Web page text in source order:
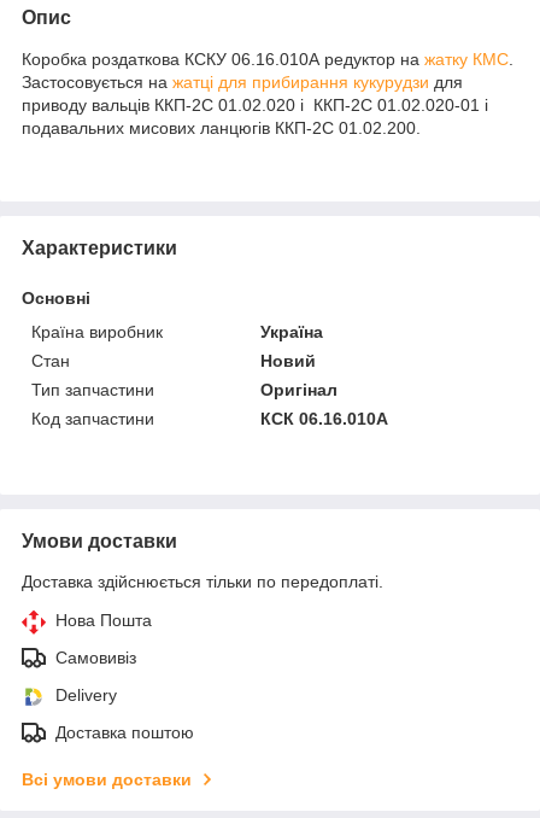
Опис
Коробка роздаткова КСКУ 06.16.010А редуктор на жатку КМС
Застосовується на жатці для прибирання кукурудзи для
приводу вальців ККП-2С 01.02.020 і ККП-2С 01.02.020-01 і
подавальних мисових ланцюгів ККП-2С 01.02.200.
Характеристики
Основні
Країна виробник
Україна
Стан
Новий
Тип запчастини
Оригінал
Код запчастини
КСК 06.16.010А
Умови доставки
Доставка здійснюється тільки по передоплаті.
Нова Пошта
Самовивіз
Delivery
Доставка поштою
Всі умови доставки